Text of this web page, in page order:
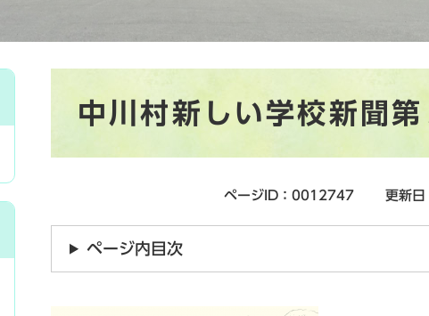
中川村新しい学校新聞
ページID：0012747 更新
ページ内目次